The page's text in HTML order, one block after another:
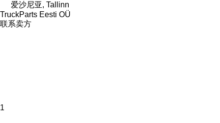
爱沙尼亚, Tallinn
TruckParts Eesti OÜ
联系卖方
1